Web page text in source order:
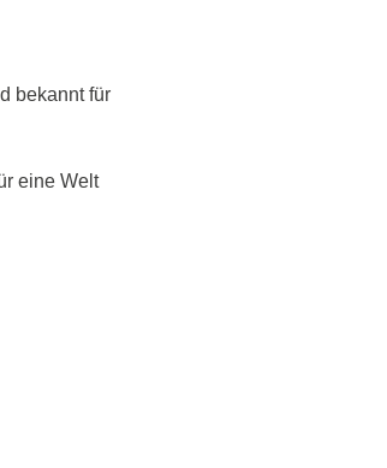
bekannt für
eine Welt